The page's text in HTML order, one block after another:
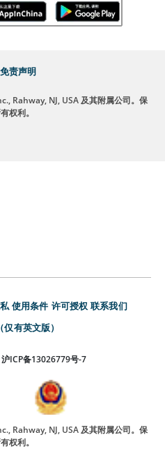
免责声明
Rahway, NJ, USA 及其附属公司。保
权利。
使用条件 许可授权 联系我们
有英文版）
沪ICP备13026779号-7
Rahway, NJ, USA 及其附属公司。保
权利。